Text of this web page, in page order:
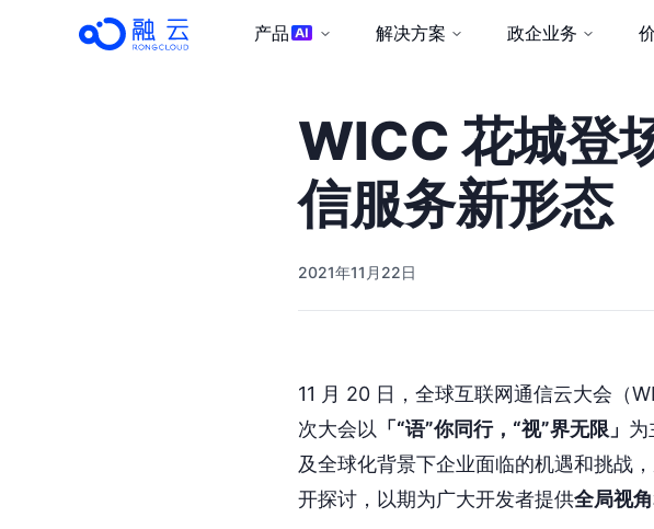
产品 解决方案 政企业务
WICC 花城登
信服务新形态
2021年11月22日
11 月 20 日，全球互联网通信云大会（
次大会以 「“语”你同行，“视”界无限」 为
及全球化背景下企业面临的机遇和挑战
开探讨，以期为广大开发者提供全局视角